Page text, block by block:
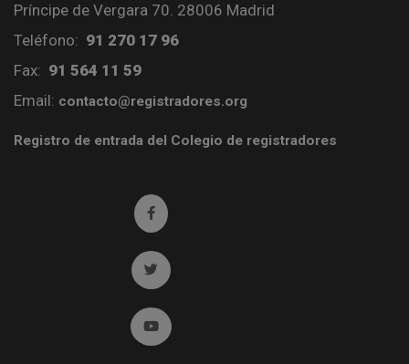
Príncipe de Vergara 70. 28006 Madrid
Teléfono: 91 270 17 96
Fax: 91 564 11 59
Email: contacto@registradores.org
Registro de entrada del Colegio de registradores
Ir a facebook (abre en ventana nueva)
Ir a twitter (abre en ventana nueva)
Ir a YouTube (abre en ventana nueva)